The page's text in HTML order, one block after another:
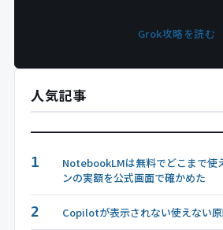
Grok攻略を読む
人気記事
1
NotebookLMは無料でどこまで使
ンの実額を公式画面で確かめた
2 Copilotが表示されない使えない